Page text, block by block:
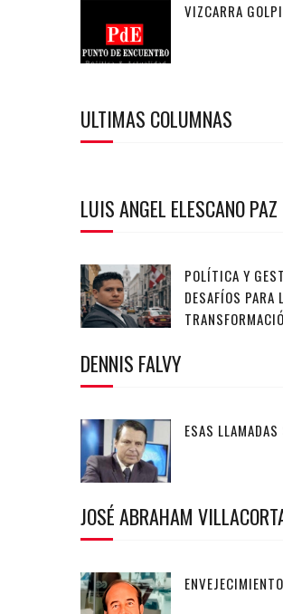
VIZCARRA
ULTIMAS COLUMNAS
LUIS ANGEL ELESCANO PAZ
POLÍTICA Y
DESAFÍOS PARA
DENNIS FALVY
ESAS LLAMADAS
JOSÉ ABRAHAM